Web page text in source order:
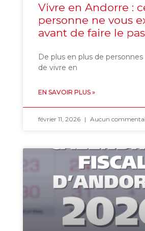
Vivre en Andorre :
personne ne vous
avant de faire le pas
De plus en plus de
de vivre en
EN SAVOIR PLUS »
février 11, 2026 Aucun